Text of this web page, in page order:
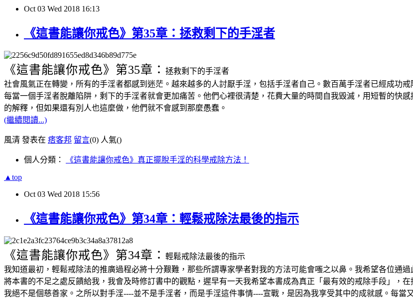
Oct 03 Wed 2018 16:13
《這書能讓你戒色》第35章：拯救剩下的手淫者
《這書能讓你戒色》 第35章：
拯救剩下的手淫者
社會風氣正在轉變，所有的手淫者都感到迷茫。越來越多的人討厭手淫，包括手淫者自己。數百萬手淫者已經成功戒
每當一個手淫者脫離陷阱，剩下的手淫者就會更加痛苦。他們心裡很清楚，花費大量的時間自我毀滅，用短暫的快
的解釋，但如果還有別人也這麼做，他們就不會感到那麼愚蠢。
(繼續閱讀...)
風清 發表在 痞客邦 留言(0) 人氣()
個人分類： 《這書能讓你戒色》真正擺脫手淫的科學戒除方法！
▲top
Oct 03 Wed 2018 15:56
《這書能讓你戒色》第34章：輕鬆戒除法最後的指示
《這書能讓你戒色》 第34章：
輕鬆戒除法最後的指示
我知道最初，輕鬆戒除法的推廣過程必將十分艱難，那些所謂專家學者對我的方法可能會嗤之以鼻。我希望各位通
將本書的不足之處反饋給我，我會及時修訂書中的觀點，遲早有一天我希望本書成為真正「最有效的戒除手段」，在
我絕不是個慈善家。之所以對手淫----並不是手淫者，而是手淫這件事情----宣戰，是因為我享受其中的成就感。每